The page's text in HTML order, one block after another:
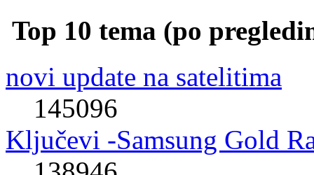
Top 10 tema (po
novi update na satelitima
145096
Ključevi -Samsung Gold